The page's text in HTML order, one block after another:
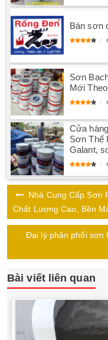
Bán sơn
Sơn
Mới
Cửa
Sơn Thế
Galant,
Nhà Cung Cấp Sơn
Chất Lượng Cao, Bền
Đại lý phân phối sơn
Bài viết liên quan